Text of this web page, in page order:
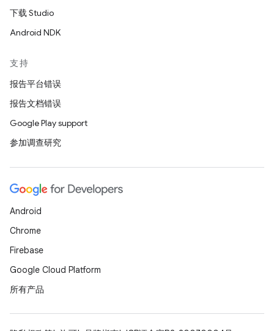
下载 Studio
Android NDK
支持
报告平台错误
报告文档错误
Google Play support
参加调查研究
Android
Chrome
Firebase
Google Cloud Platform
所有产品